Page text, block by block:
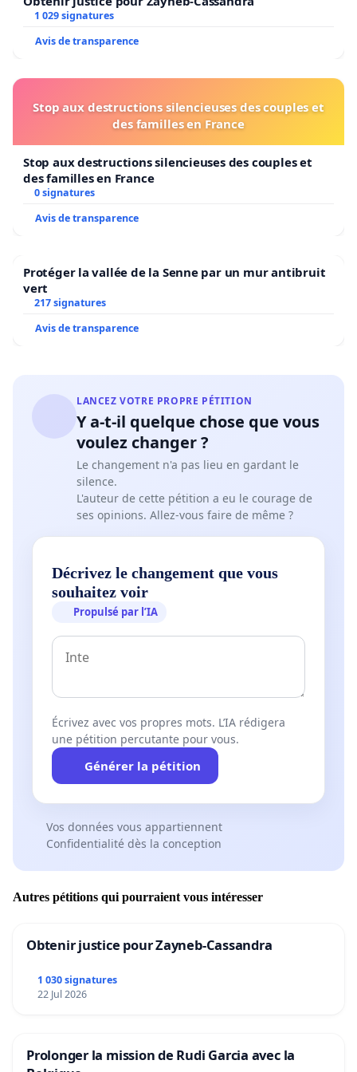
We the undersigned ask you, as members of the
computerized clinical treatment pathway (OCCI) tools
delivery of care and services as soon as possible, and to
draft recommendations to address the various
problems affecting professional practice, delivery of
care and services to service users, and workforce
planning.
1 029 signatures
Avis de transparence
Stop aux destructions silencieuses des couples et
des familles en France
Stop aux destructions silencieuses des couples et
des familles en France
0 signatures
Avis de transparence
Protéger la vallée de la Senne par un mur antibruit
vert
217 signatures
Avis de transparence
LANCEZ VOTRE PROPRE PÉTITION
Y a-t-il quelque chose que vous
voulez changer ?
Le changement n'a pas lieu en gardant le
silence.
L'auteur de cette pétition a eu le courage de
ses opinions. Allez-vous faire de même ?
Décrivez le changement que vous
souhaitez voir
Propulsé par l’IA
Écrivez avec vos propres mots. L’IA rédigera
une pétition percutante pour vous.
Générer la pétition
Vos données vous appartiennent
Confidentialité dès la conception
Autres pétitions qui pourraient vous intéresser
Obtenir justice pour Zayneb-Cassandra
1 030 signatures
22 Jul 2026
Prolonger la mission de Rudi Garcia avec la